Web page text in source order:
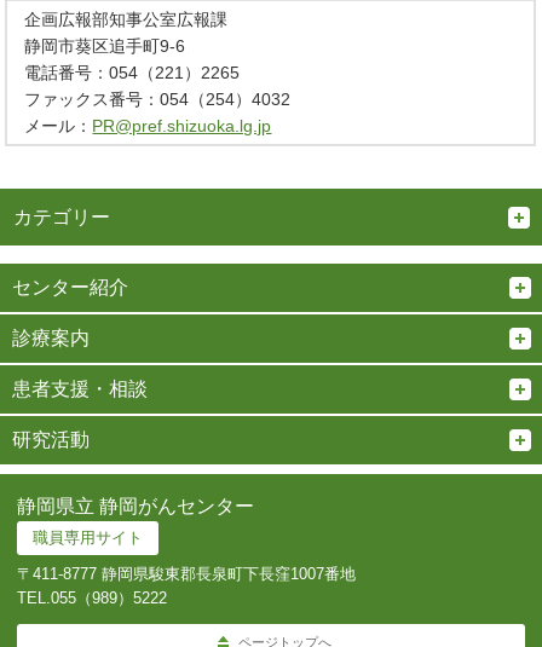
企画広報部知事公室広報課
静岡市葵区追手町9-6
電話番号：054（221）2265
ファックス番号：054（254）4032
メール： PR@pref.shizuoka.lg.jp
カテゴリー
センター紹介
診療案内
患者支援・相談
研究活動
静岡県立 静岡がんセンター
職員専用サイト
〒411-8777 静岡県駿東郡長泉町下長窪1007番地
TEL.055（989）5222
ページトップへ